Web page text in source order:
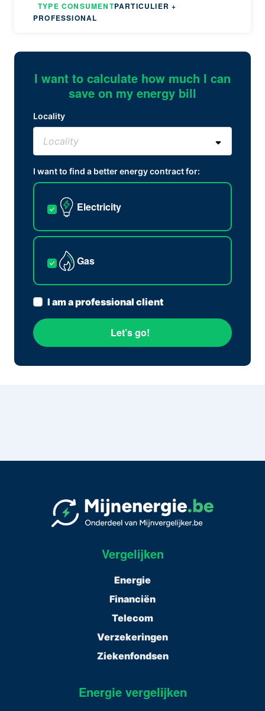
TYPE CONSUMENTPARTICULIER +
PROFESSIONAL
I want to calculate how much I can
save on my energy bill
Locality
I want to find a better energy contract for:
Electricity
Gas
I am a professional client
Let’s go!
Vergelijken
Energie
Financiën
Telecom
Verzekeringen
Ziekenfondsen
Energie vergelijken